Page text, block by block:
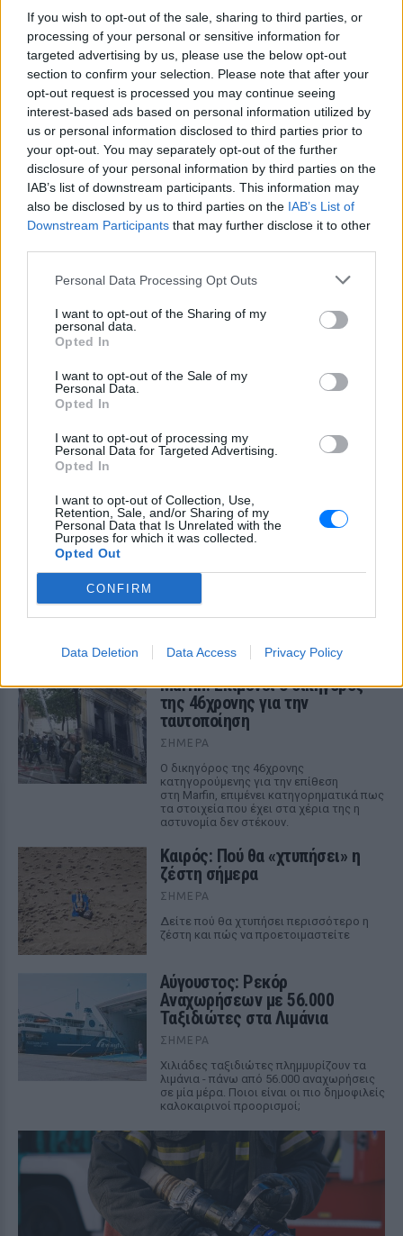
If you wish to opt-out of the sale, sharing to third parties, or
processing of your personal or sensitive information for
targeted advertising by us, please use the below opt-out
section to confirm your selection. Please note that after your
opt-out request is processed you may continue seeing
interest-based ads based on personal information utilized by
us or personal information disclosed to third parties prior to
your opt-out. You may separately opt-out of the further
disclosure of your personal information by third parties on the
IAB’s list of downstream participants. This information may
also be disclosed by us to third parties on the IAB’s List of
Downstream Participants that may further disclose it to other
Personal Data Processing Opt Outs
I want to opt-out of the Sharing of my
personal data.
Opted In
I want to opt-out of the Sale of my
Personal Data.
Opted In
I want to opt-out of processing my
Personal Data for Targeted Advertising.
Opted In
I want to opt-out of Collection, Use,
Retention, Sale, and/or Sharing of my
Personal Data that Is Unrelated with the
Purposes for which it was collected.
Opted Out
CONFIRM
Data Deletion Data Access Privacy Policy
τα Βαλκάνια
ΣΉΜΕΡΑ
Προσωρινή αναστολή των βιομετρικών
ελέγχων για να επισπευστεί η διέλευση
των ταξιδιωτών
Μύκονος: Ιταλοί τουρίστες
έκαναν «κλαμπ» βανάκι transfer
‑ Αντιδράσεις για το ξέφρενο
πάρτι
ΣΉΜΕΡΑ
Χοροί, φωνές, φωτογραφίες: Λες και
«Δεν δεχόμαστε τελεσίγραφα»:
Η απάντηση της Ιταλίας στην
Ισπανία
κυβέρνηση
Μαραντόνα: «Ήταν πρησμένος, δεν σηκωνόταν
από το κρεβάτι και είχε παραιτηθεί» – Τι
αποκάλυψε ο μασέρ του στη δίκη
Η κατάθεση του Νικολά Ταφαρέλ στο δικαστήριο
Marfin: Επιμένει ο δικηγόρος
της 46χρονης για την
ταυτοποίηση
ΣΉΜΕΡΑ
Ο δικηγόρος της 46χρονης
κατηγορούμενης για την επίθεση
στη Marfin, επιμένει κατηγορηματικά πως
τα στοιχεία που έχει στα χέρια της η
αστυνομία δεν στέκουν.
Καιρός: Πού θα «χτυπήσει» η
ζέστη σήμερα
ΣΉΜΕΡΑ
Δείτε πού θα χτυπήσει περισσότερο η
ζέστη και πώς να προετοιμαστείτε
Αύγουστος: Ρεκόρ
Αναχωρήσεων με 56.000
Ταξιδιώτες στα Λιμάνια
ΣΉΜΕΡΑ
Χιλιάδες ταξιδιώτες πλημμυρίζουν τα
λιμάνια - πάνω από 56.000 αναχωρήσεις
σε μία μέρα. Ποιοι είναι οι πιο δημοφιλείς
καλοκαιρινοί προορισμοί;